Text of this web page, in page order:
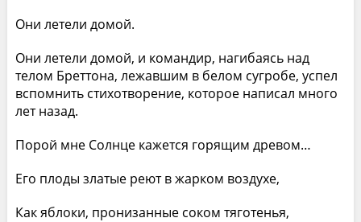
Они летели домой.
Они летели домой, и командир, нагибаясь над
телом Бреттона, лежавшим в белом сугробе, успел
вспомнить стихотворение, которое написал много
лет назад.
Порой мне Солнце кажется горящим древом…
Его плоды златые реют в жарком воздухе,
Как яблоки, пронизанные соком тяготенья,